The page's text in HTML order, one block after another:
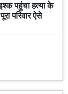
पहुंचा हत्या के
परिवार ऐसे